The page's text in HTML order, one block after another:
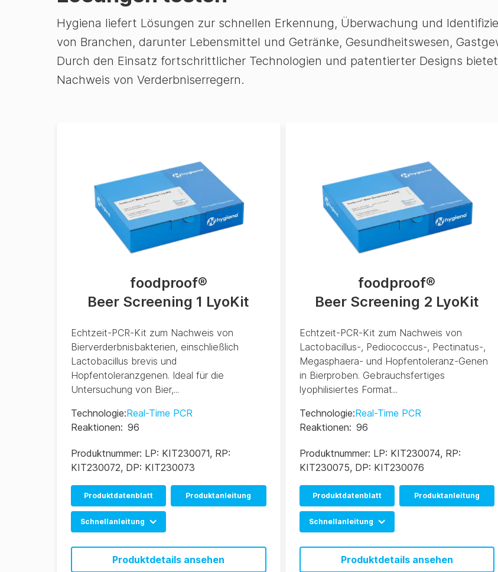
Hygiena liefert Lösungen zur schnellen Erkennung, Überwachung und
von Branchen, darunter Lebensmittel und Getränke, Gesundheitswesen,
Durch den Einsatz fortschrittlicher Technologien und patentierter Designs
Nachweis von Verderbniserregern.
foodproof®
Beer Screening 1 LyoKit
Echtzeit-PCR-Kit zum Nachweis von
Bierverderbnisbakterien, einschließlich
Lactobacillus brevis und
Hopfentoleranzgenen. Ideal für die
Untersuchung von Bier,...
Technologie:Real-Time PCR
Reaktionen: 96
Produktnummer: LP: KIT230071, RP:
KIT230072, DP: KIT230073
Produktdatenblatt Produktanleitung
Schnellanleitung
Screening 1 LyoKit
RRG (EN)
Produktdetails ansehen
foodproof®
Beer Screening 2 LyoKit
Echtzeit-PCR-Kit zum Nachweis von
Lactobacillus-, Pediococcus-, Pectinatus-,
Megasphaera- und Hopfentoleranz-Genen
in Bierproben. Gebrauchsfertiges
lyophilisiertes Format...
Technologie:Real-Time PCR
Reaktionen: 96
Produktnummer: LP: KIT230074, RP:
KIT230075, DP: KIT230076
Produktdatenblatt Produktanleitung
Schnellanleitung
Screening 2 LyoKit
RRG (EN)
Produktdetails ansehen